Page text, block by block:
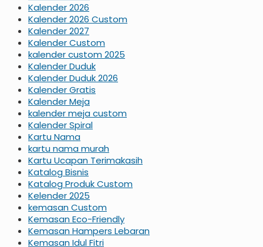
Kalender 2026
Kalender 2026 Custom
Kalender 2027
Kalender Custom
kalender custom 2025
Kalender Duduk
Kalender Duduk 2026
Kalender Gratis
Kalender Meja
kalender meja custom
Kalender Spiral
Kartu Nama
kartu nama murah
Kartu Ucapan Terimakasih
Katalog Bisnis
Katalog Produk Custom
Kelender 2025
kemasan Custom
Kemasan Eco-Friendly
Kemasan Hampers Lebaran
Kemasan Idul Fitri